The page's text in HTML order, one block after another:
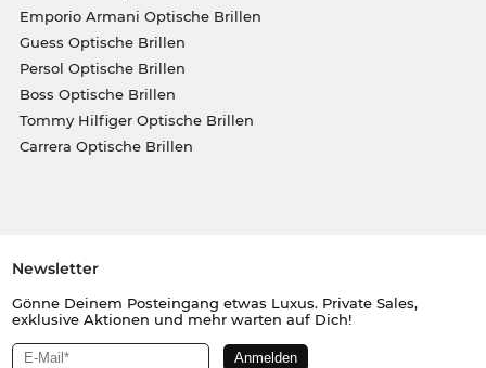
Emporio Armani Optische Brillen
Guess Optische Brillen
Persol Optische Brillen
Boss Optische Brillen
Tommy Hilfiger Optische Brillen
Carrera Optische Brillen
Newsletter
Gönne Deinem Posteingang etwas Luxus. Private Sales,
exklusive Aktionen und mehr warten auf Dich!